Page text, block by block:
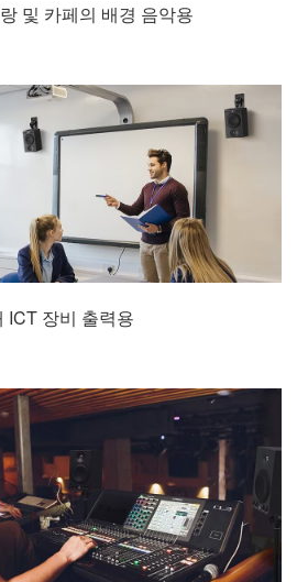
및 카페의 배경 음악용
ICT 장비 출력용